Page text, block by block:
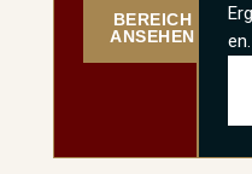
BEREICH
ANSEHEN
en.